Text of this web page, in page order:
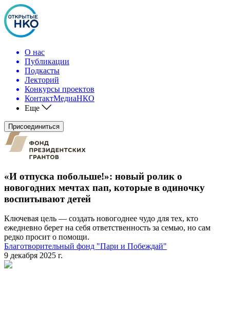
О нас
Публикации
Подкасты
Лекторий
Конкурсы проектов
КонтактМедиаНКО
Еще
Присоединиться
«И отпуска побольше!»: новый ролик о
новогодних мечтах пап, которые в одиночку
воспитывают детей
Ключевая цель — создать новогоднее чудо для тех, кто
ежедневно берет на себя ответственность за семью, но сам
редко просит о помощи.
Благотворительный фонд "Пари и Побеждай"
9 декабря 2025 г.